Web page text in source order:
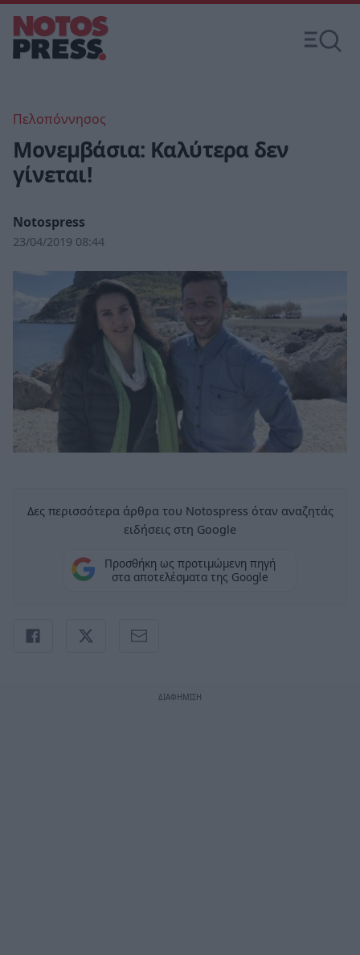
Πελοπόννησος
Moνεμβάσια: Καλύτερα δεν
γίνεται!
Notospress
23/04/2019 08:44
Δες περισσότερα άρθρα του Notospress όταν αναζητάς
ειδήσεις στη Google
Προσθήκη ως προτιμώμενη πηγή
στα αποτελέσματα της Google